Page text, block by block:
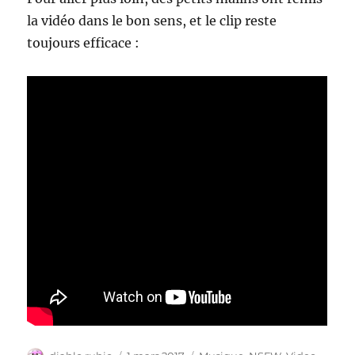
la vidéo dans le bon sens, et le clip reste
toujours efficace :